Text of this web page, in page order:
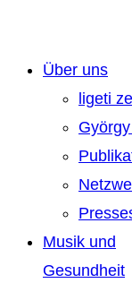
Über uns
ligeti
Musik und
Gesundheit